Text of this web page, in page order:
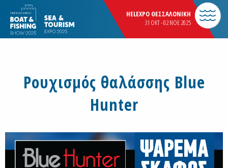
HELEXPO ΘΕΣΣΑΛΟΝΙΚΗ
31 OKT - 02 NOE 2025
Ρουχισμός θαλάσσης Blue
Hunter